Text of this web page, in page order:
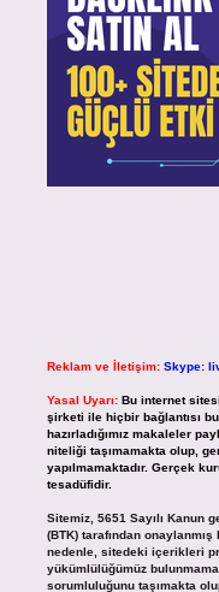
Reklam ve İletişim: Skype:
Yasal Uyarı: Bu internet
şirketi ile hiçbir bağlantısı
hazırladığımız makaleler
niteliği taşımamakta olup,
yapılmamaktadır. Gerçek
tesadüfidir.
Sitemiz, 5651 Sayılı Kanun
(BTK) tarafından
nedenle, sitedeki içerikleri
yükümlülüğümüz
sorumluluğunu taşımakta